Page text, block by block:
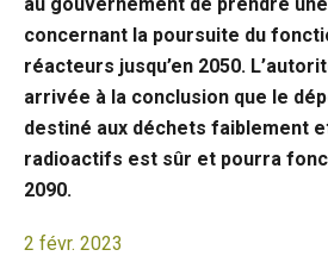
concernant la poursuite du
réacteurs jusqu’en 2050.
arrivée à la conclusion que le
destiné aux déchets faiblement
radioactifs est sûr et pourra
2090.
2 févr. 2023